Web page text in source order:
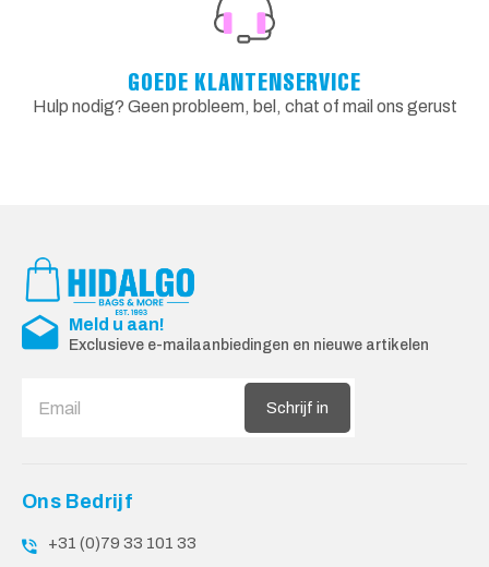
GOEDE KLANTENSERVICE
Hulp nodig? Geen probleem, bel, chat of mail ons gerust
Meld u aan!
Exclusieve e-mailaanbiedingen en nieuwe artikelen
Schrijf in
Ons Bedrijf
+31 (0)79 33 101 33